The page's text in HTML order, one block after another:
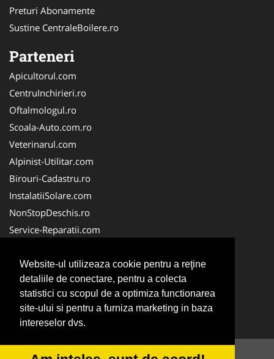
Website-ul utilizeaza cookie pentru a reţine
detaliile de conectare, pentru a colecta
statistici cu scopul de a optimiza functionarea
site-ului si pentru a furniza marketing in baza
intereselor dvs.
Preturi Abonamente
Sustine CentraleBoilere.ro
Parteneri
Apicultorul.com
CentruInchirieri.ro
Oftalmologul.ro
Scoala-Auto.com.ro
Veterinarul.com
Alpinist-Utilitar.com
Birouri-Cadastru.ro
InstalatiiSolare.com
NonStopDeschis.ro
Service-Reparatii.com
CuratareHota.com
FirmeTractariAuto.ro
SistemeFotovoltaice.com
TractariAsistentaRutiera.com